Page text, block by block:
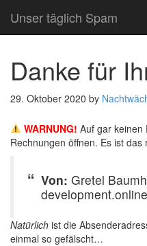
Unser täglich Spam
Danke für
29. Oktober 2020 by
WARNUNG! Auf gar keinen
Rechnungen öffnen. Es ist
Von: Gretel
Natürlich ist die
einmal so gefälscht…